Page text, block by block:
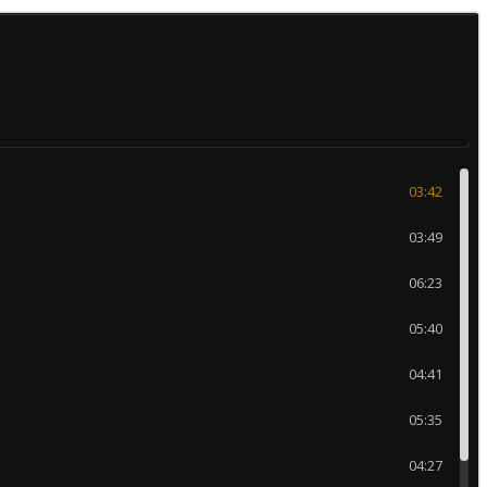
03:42
03:49
06:23
05:40
04:41
05:35
04:27